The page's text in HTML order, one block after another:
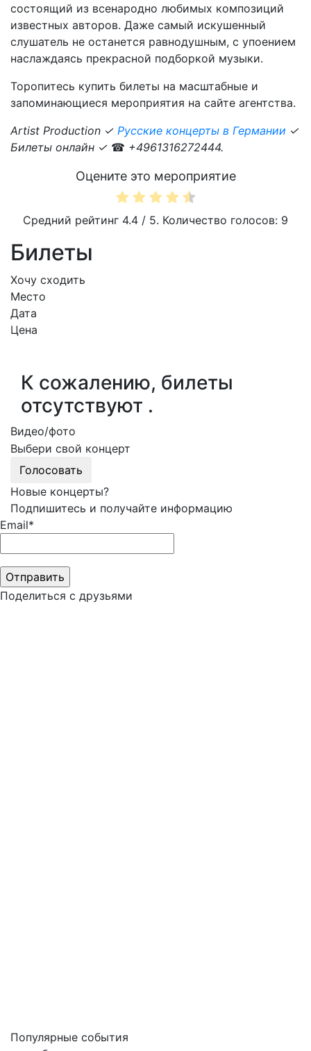
состоящий из всенародно любимых композиций
известных авторов. Даже самый искушенный
слушатель не останется равнодушным, с упоением
наслаждаясь прекрасной подборкой музыки.
Торопитесь купить билеты на масштабные и
запоминающиеся мероприятия на сайте агентства.
Artist Production ✓ Русские концерты в Германии ✓
Билеты онлайн ✓ ☎ +4961316272444.
Оцените это мероприятие
Средний рейтинг 4.4 / 5. Количество голосов: 9
Билеты
Хочу сходить
Место
Дата
Цена
К сожалению, билеты
отсутствуют .
Видео/фото
Выбери свой концерт
Голосовать
Новые концерты?
Подпишитесь и получайте информацию
Email*
Поделиться с друзьями
Популярные события